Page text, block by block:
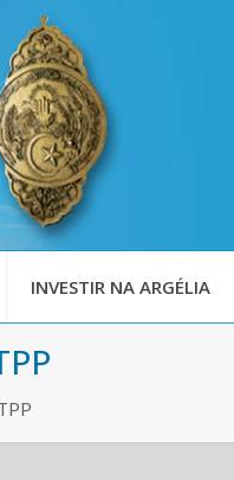
INVESTIR NA ARGÉLIA